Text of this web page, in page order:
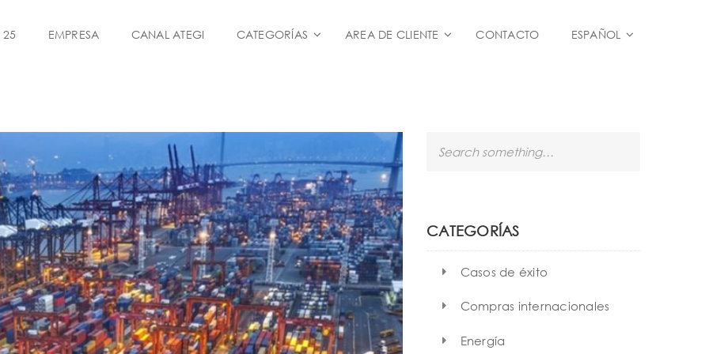
25 EMPRESA CANAL ATEGI CATEGORÍAS AREA DE CLIENTE CONTACTO ESPAÑOL
h
CATEGORÍAS
Casos de éxito
Compras internacionales
Energía